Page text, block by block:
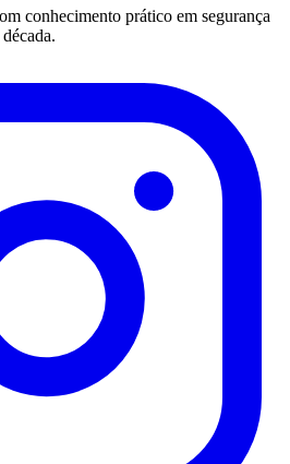
conhecimento prático em segurança